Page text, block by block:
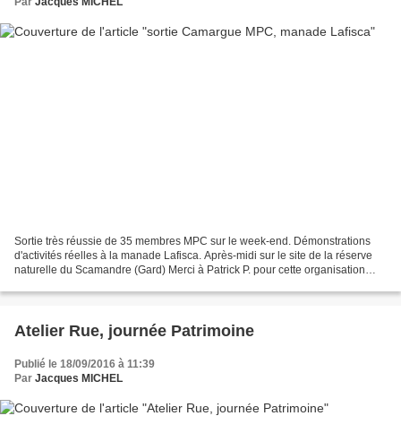
Sortie très réussie de 35 membres MPC sur le week-end. Démonstrations
d'activités réelles à la manade Lafisca. Après-midi sur le site de la réserve
naturelle du Scamandre (Gard) Merci à Patrick P. pour cette organisation
Atelier Rue, journée Patrimoine
Publié le 18/09/2016 à 11:39
Par Jacques MICHEL